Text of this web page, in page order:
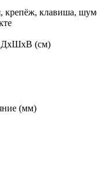
крепёж, клавиша,
ДхШхВ (см)
(мм)